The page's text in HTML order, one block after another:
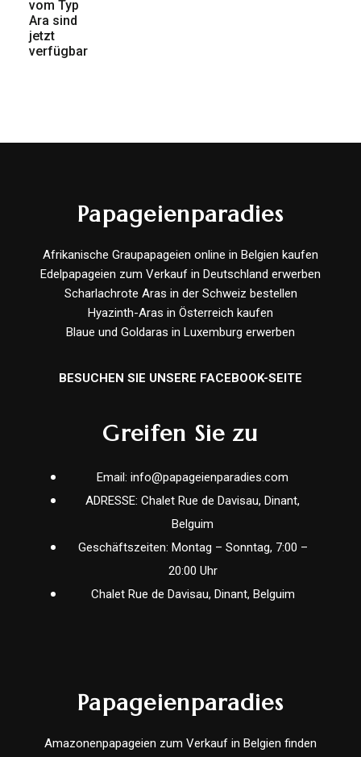
Papageienparadies
Afrikanische Graupapageien online in Belgien kaufen
Edelpapageien zum Verkauf in Deutschland erwerben
Scharlachrote Aras in der Schweiz bestellen
Hyazinth-Aras in Österreich kaufen
Blaue und Goldaras in Luxemburg erwerben
BESUCHEN SIE UNSERE FACEBOOK-SEITE
Greifen Sie zu
Email: info@papageienparadies.com
ADRESSE: Chalet Rue de Davisau, Dinant,
Belguim
Geschäftszeiten: Montag – Sonntag, 7:00 –
20:00 Uhr
Chalet Rue de Davisau, Dinant, Belguim
Papageienparadies
Amazonenpapageien zum Verkauf in Belgien finden